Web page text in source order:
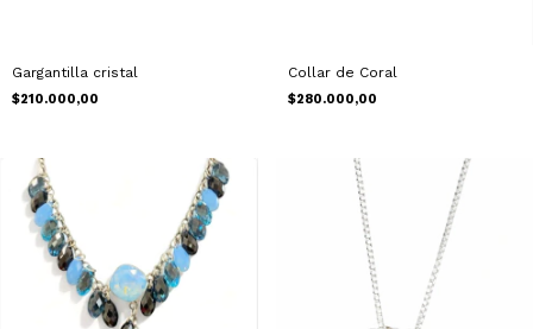
Gargantilla cristal
$210.000,00
Collar de Coral
$280.000,00